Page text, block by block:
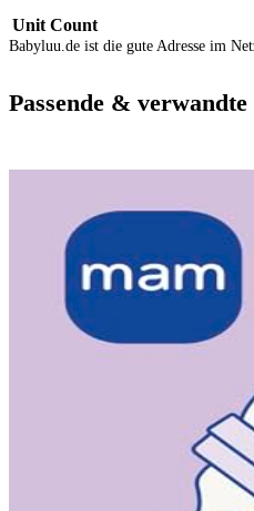
Unit Count
Babyluu.de ist die gute Adresse im
Passende &